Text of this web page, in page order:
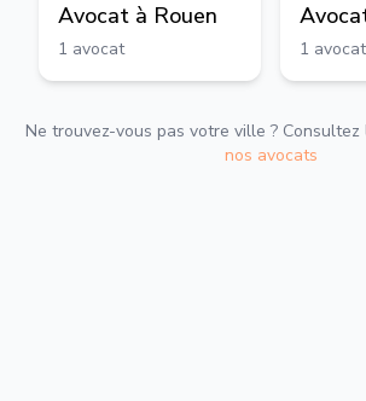
Avocat à Rouen
1 avocat 1 avocat
Ne trouvez-vous pas votre ville ? Consultez
nos avocats